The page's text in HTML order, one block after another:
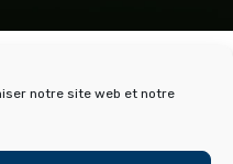
notre site web et notre